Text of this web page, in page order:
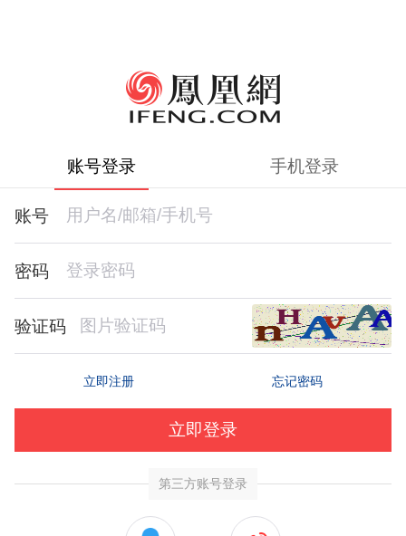
账号登录 手机登录
账号
密码
验证码
立即注册 忘记密码
立即登录
第三方账号登录